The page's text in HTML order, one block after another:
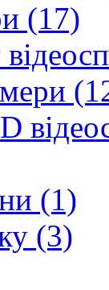
(17)
(1)
(3)